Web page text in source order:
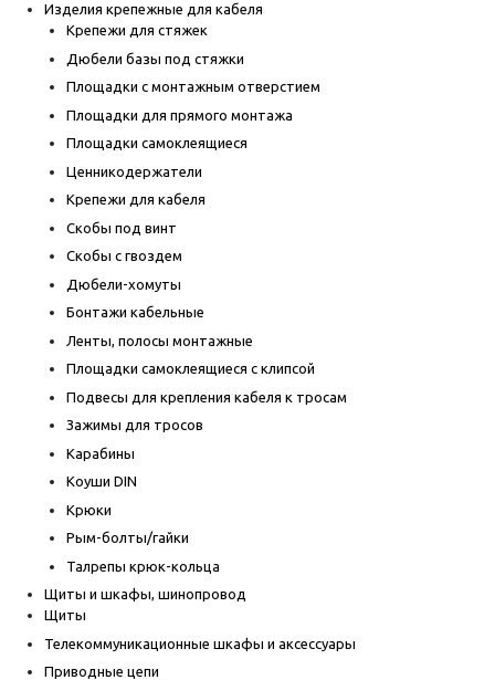
Изделия крепежные для кабеля
Крепежи для стяжек
Дюбели базы под стяжки
Площадки с монтажным отверстием
Площадки для прямого монтажа
Площадки самоклеящиеся
Ценникодержатели
Крепежи для кабеля
Скобы под винт
Скобы с гвоздем
Дюбели-хомуты
Бонтажи кабельные
Ленты, полосы монтажные
Площадки самоклеящиеся с клипсой
Подвесы для крепления кабеля к тросам
Зажимы для тросов
Карабины
Коуши DIN
Крюки
Рым-болты/гайки
Талрепы крюк-кольца
Щиты и шкафы, шинопровод
Щиты
Телекоммуникационные шкафы и аксессуары
Приводные цепи